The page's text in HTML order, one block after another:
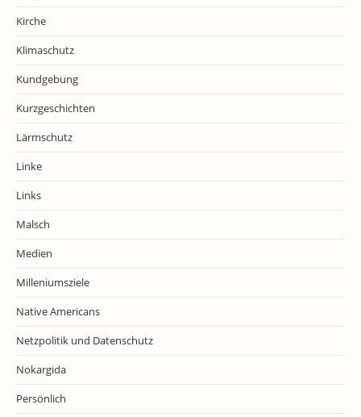
Kirche
Klimaschutz
Kundgebung
Kurzgeschichten
Lärmschutz
Linke
Links
Malsch
Medien
Milleniumsziele
Native Americans
Netzpolitik und Datenschutz
Nokargida
Persönlich